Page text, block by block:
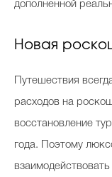
дополненной
Новая
Путешествия
расходов на
восстановление
года. Поэтому